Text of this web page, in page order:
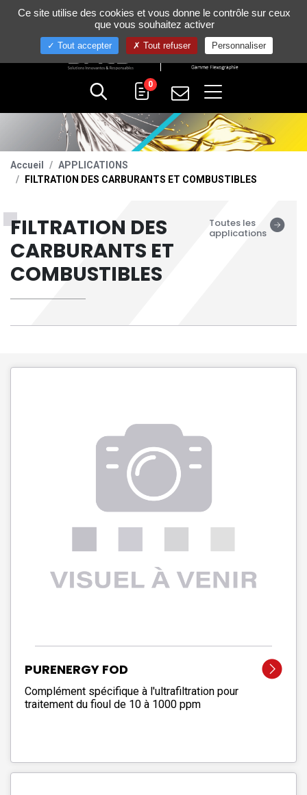
+33 (0)4 75 58 80 10
0
Accueil
APPLICATIONS
FILTRATION DES CARBURANTS ET COMBUSTIBLES
FILTRATION DES
CARBURANTS ET
COMBUSTIBLES
Toutes les
applications
PURENERGY FOD
Complément spécifique à l'ultrafiltration pour
traitement du fioul de 10 à 1000 ppm
Gestion de vos préférences sur les cookies
Ce site utilise des cookies et vous donne le contrôle sur ceux
que vous souhaitez activer
Tout accepter Tout refuser Personnaliser